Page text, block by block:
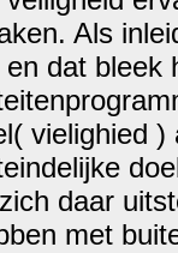
Als
dat bleek
vielighied
daar
met